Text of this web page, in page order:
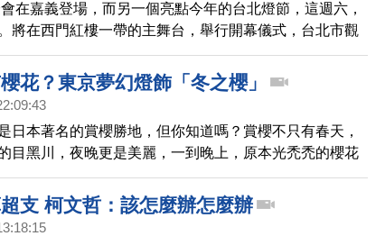
在嘉義登場，而另一個亮點今年的台北燈節，這週六，
將在西門紅樓一帶的主舞台，舉行開幕儀式，台北市觀
理出2018台北燈節的十大亮點，預期將吸引大批人潮，
制措施，將嚴陣以待。
花？東京夢幻燈飾「冬之櫻」
日本著名的賞櫻勝地，但你知道嗎？賞櫻不只有春天，
目黑川，夜晚更是美麗，一到晚上，原本光禿禿的櫻花
朵粉紅色的「夜之櫻」，形成東京特有的聖誕燈飾。
支 柯文哲：該怎麼辦怎麼辦